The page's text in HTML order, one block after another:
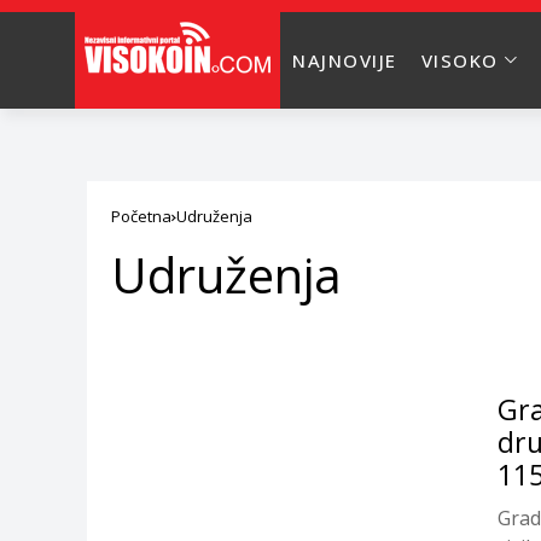
NAJNOVIJE VISOKO
Početna Udruženja
Udruženja